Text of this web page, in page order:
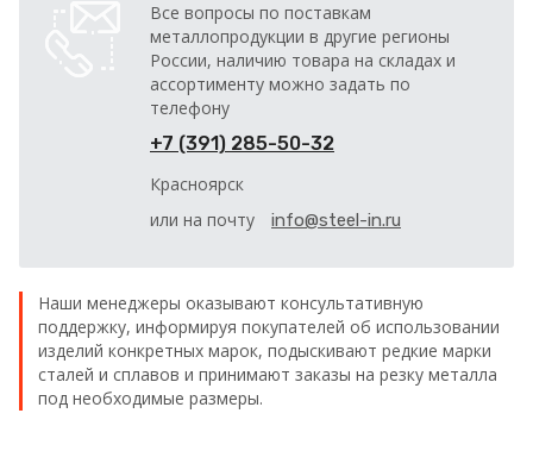
Все вопросы по поставкам
металлопродукции в другие регионы
России, наличию товара на складах и
ассортименту можно задать по
телефону
+7 (391) 285-50-32
Красноярск
или на почту
info@steel-in.ru
Наши менеджеры оказывают консультативную
поддержку, информируя покупателей об использовании
изделий конкретных марок, подыскивают редкие марки
сталей и сплавов и принимают заказы на резку металла
под необходимые размеры.